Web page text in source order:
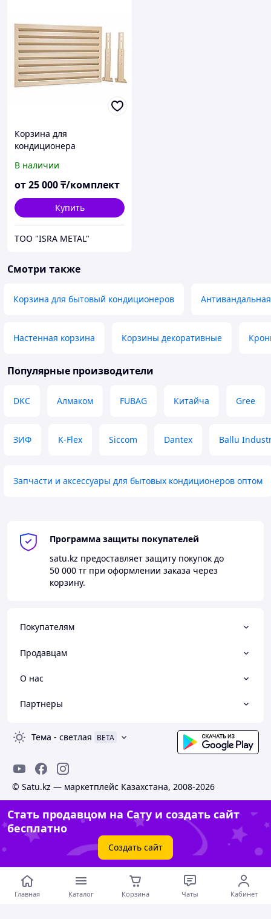
Корзина для
кондиционера
В наличии
от25 000₸/комплект
Купить
ТОО "ISRA METAL"
Смотри также
Корзина для бытовый кондиционеров
Настенная корзина Корзины декоративные
Популярные производители
DKC Алмаком FUBAG Китайча Gree
ЗИФ K-Flex Siccom Dantex Ballu
Запчасти и аксессуары для бытовых кондиционеров оптом
Программа защиты покупателей
satu.kz предоставляет защиту покупок до
50 000 тг при оформлении заказа через
корзину.
Покупателям
Продавцам
О нас
Партнеры
Тема - светлая BETA
© Satu.kz — маркетплейс Казахстана, 2008-2026
Стать продавцом на Сату и создать сайт
бесплатно
Создать сайт
Главная Каталог Корзина Чаты Кабинет